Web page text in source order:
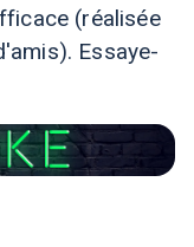
(réalisée
Essaye-